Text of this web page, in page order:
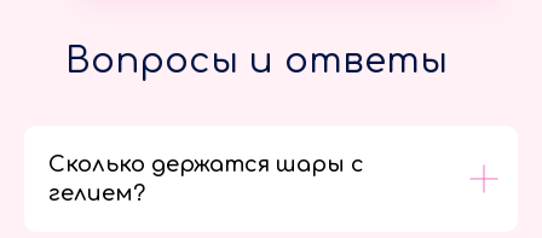
Вопросы и ответы
Сколько держатся шары с
гелием?